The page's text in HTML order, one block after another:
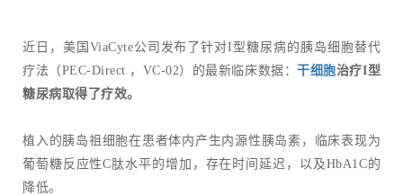
近日，美国ViaCyte公司发布了针对I型糖尿病的胰岛细胞替代
疗法（PEC-Direct ，VC-02）的最新临床数据：干细胞治疗I型
糖尿病取得了疗效。
植入的胰岛祖细胞在患者体内产生内源性胰岛素，临床表现为
葡萄糖反应性C肽水平的增加，存在时间延迟，以及HbA1C的
降低。